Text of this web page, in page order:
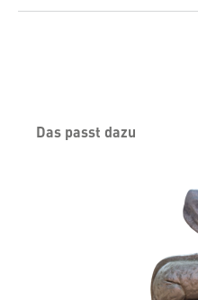
Produktgalerie überspringen
Das passt dazu